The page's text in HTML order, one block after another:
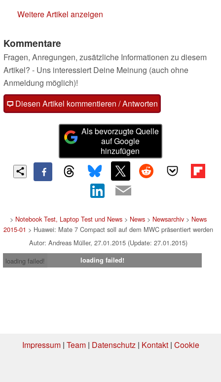
Weitere Artikel anzeigen
Kommentare
Fragen, Anregungen, zusätzliche Informationen zu diesem
Artikel? - Uns interessiert Deine Meinung (auch ohne
Anmeldung möglich)!
Diesen Artikel kommentieren / Antworten
Als bevorzugte Quelle
auf Google
hinzufügen
> Notebook Test, Laptop Test und News> News> Newsarchiv> News
2015-01 > Huawei: Mate 7 Compact soll auf dem MWC präsentiert werden
Autor: Andreas Müller, 27.01.2015 (Update: 27.01.2015)
loading failed!
loading failed!
Impressum| Team| Datenschutz| Kontakt| Cookie